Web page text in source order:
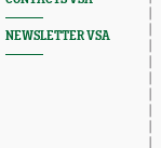
NEWSLETTER VSA